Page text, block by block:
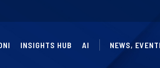
INSIGHTS HUB AI NEWS,